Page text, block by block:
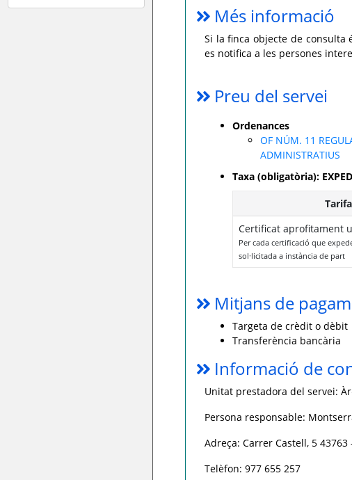
Més informació
Si la finca objecte de consulta
es notifica a les persones
Preu del servei
Ordenances
OF NÚM. 11
ADMINISTRATIUS
Taxa (obligatòria):
Tarifa
Certificat aprofitament
Per cada certificació que
sol·licitada a instància de part
Mitjans de
Targeta de crèdit o dèbit
Transferència bancària
Informació de
Unitat prestadora del servei:
Persona responsable:
Adreça: Carrer Castell, 5 43763
Telèfon: 977 655 257